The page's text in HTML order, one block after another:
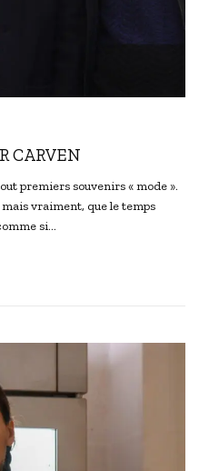
CARVEN
premiers souvenirs « mode ».
vraiment, que le temps
si…